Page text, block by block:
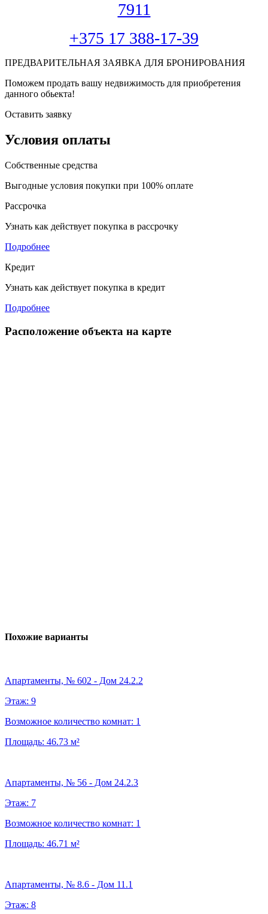
7911
+375 17 388-17-39
ПРЕДВАРИТЕЛЬНАЯ ЗАЯВКА ДЛЯ БРОНИРОВАНИЯ
Поможем продать вашу недвижимость для приобретения
данного обьекта!
Оставить заявку
Условия оплаты
Собственные средства
Выгодные условия покупки при 100% оплате
Рассрочка
Узнать как действует покупка в рассрочку
Подробнее
Кредит
Узнать как действует покупка в кредит
Подробнее
Расположение объекта на карте
Похожие варианты
Апартаменты, № 602 - Дом 24.2.2
Этаж: 9
Возможное количество комнат: 1
Площадь: 46.73 м²
Апартаменты, № 56 - Дом 24.2.3
Этаж: 7
Возможное количество комнат: 1
Площадь: 46.71 м²
Апартаменты, № 8.6 - Дом 11.1
Этаж: 8